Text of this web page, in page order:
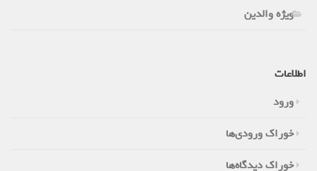
ویژه والدین
اطلاعات
ورود
خوراک ورودی‌ها
خوراک دیدگاه‌ها